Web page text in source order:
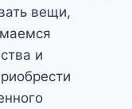
вещи,
и